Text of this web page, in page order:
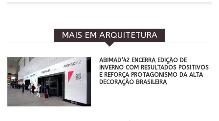
MAIS EM ARQUITETURA
ABIMAD’42 ENCERRA EDIÇÃO DE
INVERNO COM RESULTADOS POSITIVOS
E REFORÇA PROTAGONISMO DA ALTA
DECORAÇÃO BRASILEIRA